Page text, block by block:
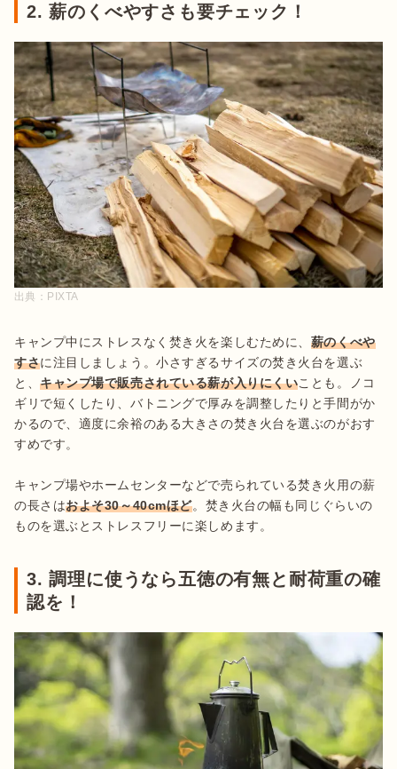
2. 薪のくべやすさも要チェック！
出典： PIXTA
キャンプ中にストレスなく焚き火を楽しむために、 薪のくべや
すさに注目しましょう。小さすぎるサイズの焚き火台を選ぶ
と、キャンプ場で販売されている薪が入りにくいことも。ノコ
ギリで短くしたり、バトニングで厚みを調整したりと手間がか
かるので、適度に余裕のある大きさの焚き火台を選ぶのがおす
すめです。
キャンプ場やホームセンターなどで売られている焚き火用の薪
の長さはおよそ30～40cmほど。焚き火台の幅も同じぐらいの
ものを選ぶとストレスフリーに楽しめます。
3. 調理に使うなら五徳の有無と耐荷重の確
認を！